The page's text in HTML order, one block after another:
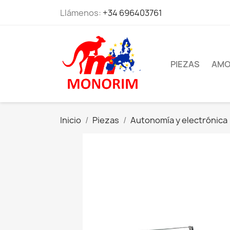
Llámenos: +34 696403761
PIEZAS
Inicio Piezas Autonomía y electrónica